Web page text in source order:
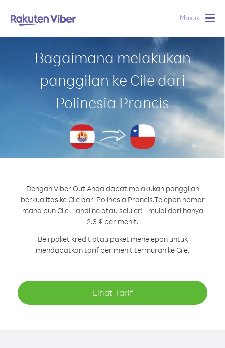
Masuk
Bagaimana melakukan
panggilan ke Cile dari
Polinesia Prancis
Dengan Viber Out Anda dapat melakukan panggilan
berkualitas ke Cile dari Polinesia Prancis.Telepon nomor
mana pun Cile - landline atau seluler! - mulai dari hanya
2.3 ¢ per menit.
Beli paket kredit atau paket menelepon untuk
mendapatkan tarif per menit termurah ke Cile.
Lihat Tarif